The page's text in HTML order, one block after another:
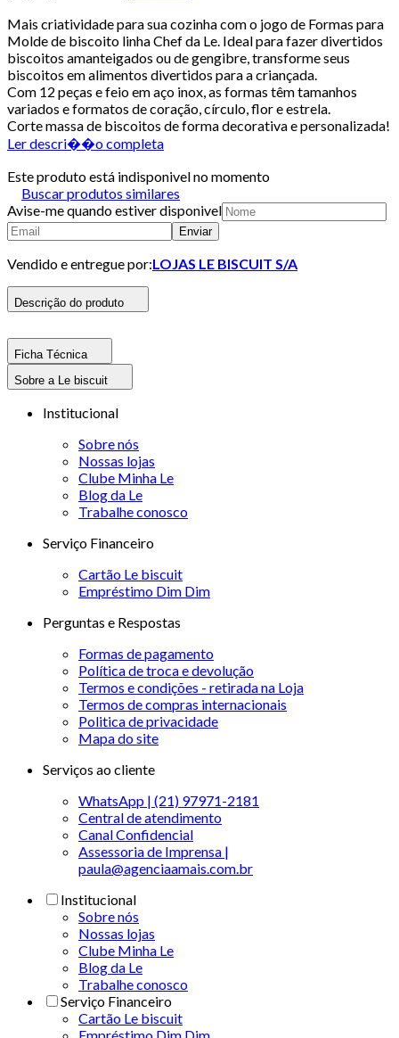
Mais criatividade para sua cozinha com o jogo de Formas para
Molde de biscoito linha Chef da Le. Ideal para fazer divertidos
biscoitos amanteigados ou de gengibre, transforme seus
biscoitos em alimentos divertidos para a criançada.
Com 12 peças e feio em aço inox, as formas têm tamanhos
variados e formatos de coração, círculo, flor e estrela.
Corte massa de biscoitos de forma decorativa e personalizada!
Ler descri��o completa
Este produto está indisponivel no momento
Buscar produtos similares
Avise-me quando estiver disponivel
Enviar
Vendido e entregue por:LOJAS LE BISCUIT S/A
Descrição do produto
Ficha Técnica
Sobre a Le biscuit
Institucional
Sobre nós
Nossas lojas
Clube Minha Le
Blog da Le
Trabalhe conosco
Serviço Financeiro
Cartão Le biscuit
Empréstimo Dim Dim
Perguntas e Respostas
Formas de pagamento
Política de troca e devolução
Termos e condições - retirada na Loja
Termos de compras internacionais
Politica de privacidade
Mapa do site
Serviços ao cliente
WhatsApp | (21) 97971-2181
Central de atendimento
Canal Confidencial
Assessoria de Imprensa |
paula@agenciaamais.com.br
Institucional
Sobre nós
Nossas lojas
Clube Minha Le
Blog da Le
Trabalhe conosco
Serviço Financeiro
Cartão Le biscuit